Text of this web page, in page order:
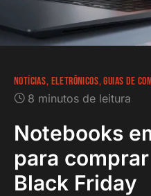
NOTÍCIAS ELETRÔNICOS GUIAS DE
8 minutos de leitura
Notebooks
para
Black Friday